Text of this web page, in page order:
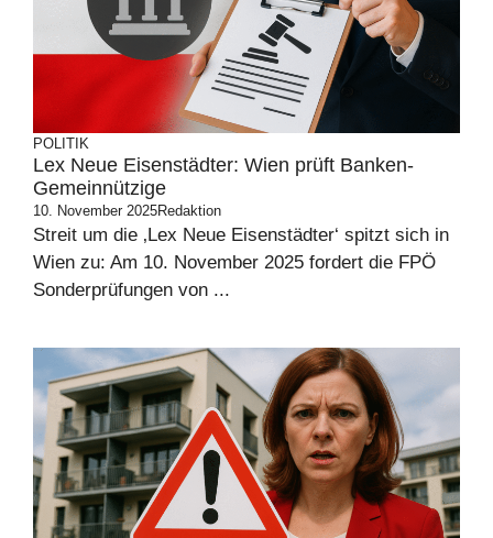
POLITIK
Lex Neue Eisenstädter: Wien prüft Banken-
Gemeinnützige
10. November 2025Redaktion
Streit um die ‚Lex Neue Eisenstädter‘ spitzt sich in
Wien zu: Am 10. November 2025 fordert die FPÖ
Sonderprüfungen von ...